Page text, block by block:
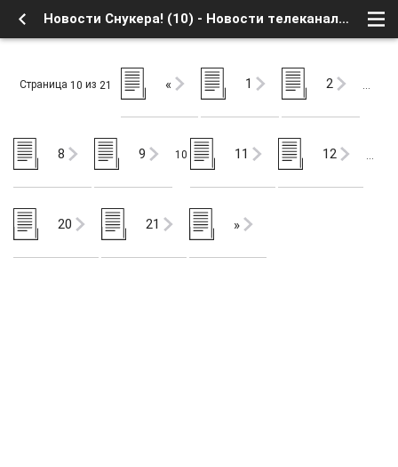
Новости Снукера! (10) - Новости телеканалов - Новости спорта и анонсы спортивных трансляций - Форум о Спутниковом Телевидении
Страница 10 из 21 « 1 2 …
8 9 10 11 12 …
20 21 »